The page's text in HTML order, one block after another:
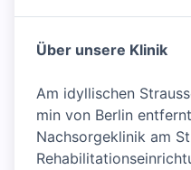
Über unsere Klinik
Am idyllischen
min von Berlin
Nachsorgeklinik am